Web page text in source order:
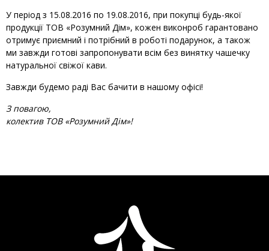
У період з 15.08.2016 по 19.08.2016, при покупці будь-якої
продукції ТОВ «Розумний Дім», кожен виконроб гарантовано
отримує приємний і потрібний в роботі подарунок, а також
ми завжди готові запропонувати всім без винятку чашечку
натуральної свіжої кави.
Завжди будемо раді Вас бачити в нашому офісі!
З повагою,
колектив ТОВ «Розумний Дім»!